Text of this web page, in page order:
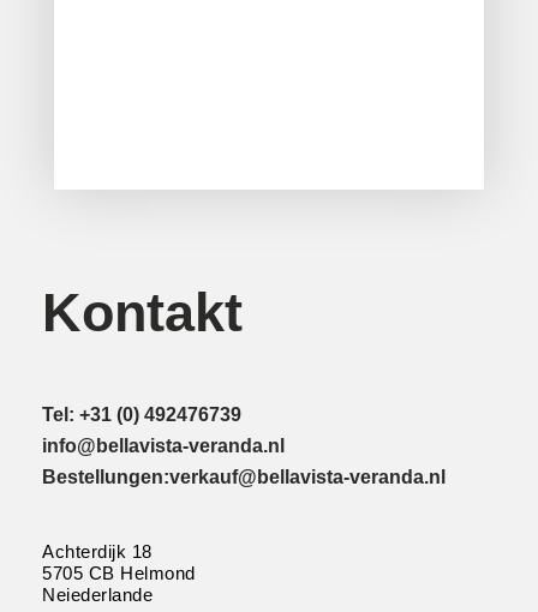
Kontakt
Tel: +31 (0) 492476739
info@bellavista-veranda.nl
Bestellungen:verkauf@bellavista-veranda.nl
Achterdijk 18
5705 CB Helmond
Neiederlande